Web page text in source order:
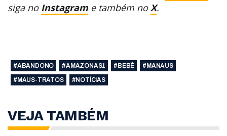
siga no Instagram e também noX.
#ABANDONO #AMAZONAS1 #BEBÊ
#MANAUS
#MAUS-TRATOS
#NOTÍCIAS
VEJA TAMBÉM